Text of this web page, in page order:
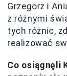
Grzegorz i
z różnymi
tych różnic,
realizować
Co osiągnęli